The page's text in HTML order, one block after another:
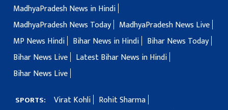
MadhyaPradesh News in Hindi
MadhyaPradesh News Today
MadhyaPradesh News Live
MP News Hindi
Bihar News in Hindi
Bihar News Today
Bihar News Live
Latest Bihar News in Hindi
Bihar News Live
SPORTS: Virat Kohli
Rohit Sharma